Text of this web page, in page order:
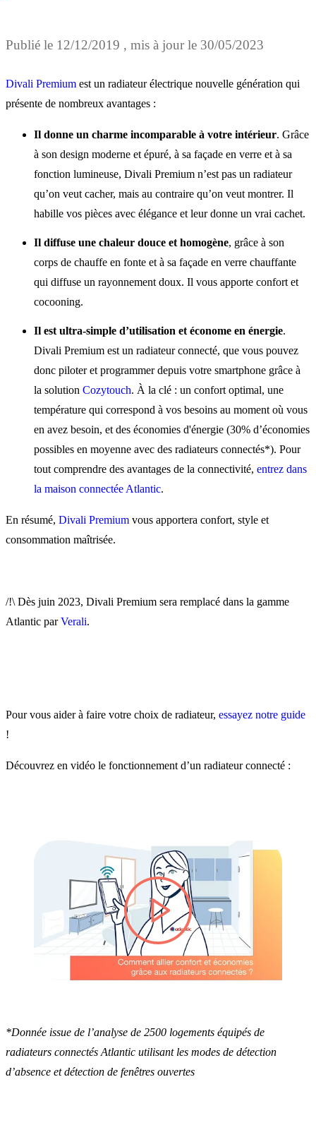
Publié le 12/12/2019 , mis à jour le 30/05/2023
Divali Premium est un radiateur électrique nouvelle génération qui
présente de nombreux avantages :
Il donne un charme incomparable à votre intérieur. Grâce
à son design moderne et épuré, à sa façade en verre et à sa
fonction lumineuse, Divali Premium n’est pas un radiateur
qu’on veut cacher, mais au contraire qu’on veut montrer. Il
habille vos pièces avec élégance et leur donne un vrai cachet.
Il diffuse une chaleur douce et homogène, grâce à son
corps de chauffe en fonte et à sa façade en verre chauffante
qui diffuse un rayonnement doux. Il vous apporte confort et
cocooning.
Il est ultra-simple d’utilisation et économe en énergie.
Divali Premium est un radiateur connecté, que vous pouvez
donc piloter et programmer depuis votre smartphone grâce à
la solution Cozytouch. À la clé : un confort optimal, une
température qui correspond à vos besoins au moment où vous
en avez besoin, et des économies d'énergie (30% d’économies
possibles en moyenne avec des radiateurs connectés*). Pour
tout comprendre des avantages de la connectivité, entrez dans
la maison connectée Atlantic.
En résumé, Divali Premium vous apportera confort, style et
consommation maîtrisée.
/!\ Dès juin 2023, Divali Premium sera remplacé dans la gamme
Atlantic parVerali.
Pour vous aider à faire votre choix de radiateur, essayez notre guide
!
Découvrez en vidéo le fonctionnement d’un radiateur connecté :
lire la vidéo
*Donnée issue de l’analyse de 2500 logements équipés de
radiateurs connectés Atlantic utilisant les modes de détection
d’absence et détection de fenêtres ouvertes